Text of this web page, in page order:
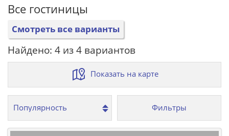
Все гостиницы
Смотреть все варианты
Найдено: 4 из 4 вариантов
Показать на карте
Фильтры